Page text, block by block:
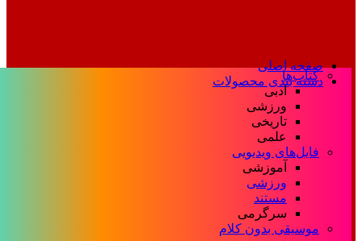
صفحه اصلی
دسته بندی محصولات
کتاب‌ها
ادبی
ورزشی
تاریخی
علمی
فایل‌های ویدیویی
آموزشی
ورزشی
مستند
سرگرمی
موسیقی بدون کلام